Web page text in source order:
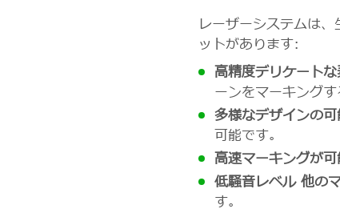
レーザーシステムは
ットがあります:
高精度デリケートな
ーンをマーキングす
多様なデザインの可
可能です。
高速マーキングが可
低騒音レベル 他の
す。